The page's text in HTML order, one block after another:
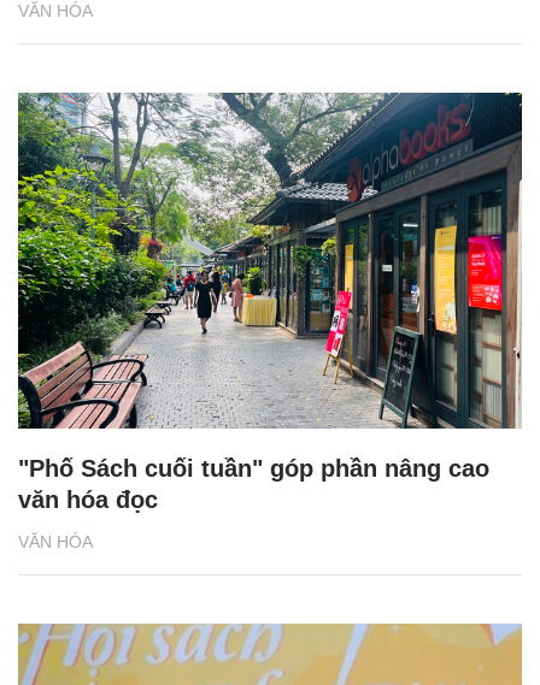
VĂN HÓA
VĂN HÓA
"Phố Sách cuối tuần" góp phần nâng cao
văn hóa đọc